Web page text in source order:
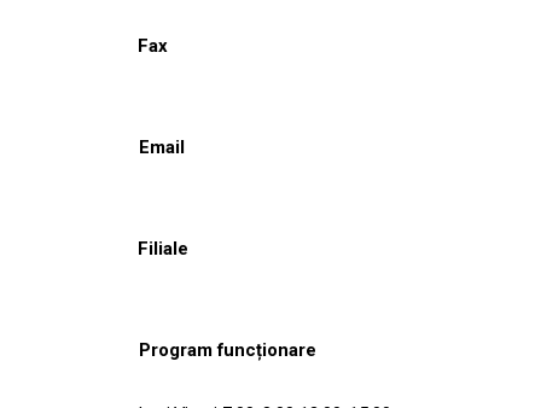
Fax
Email
Filiale
Program funcționare